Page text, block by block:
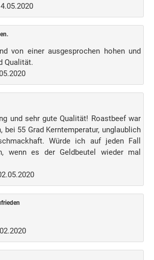
von einer ausgesprochen hohen und
Qualität.
und sehr gute Qualität! Roastbeef war
bei 55 Grad Kerntemperatur, unglaublich
Würde ich auf jeden Fall
wenn es der Geldbeutel wieder mal